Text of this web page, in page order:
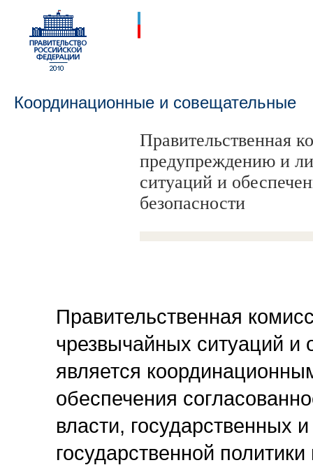
Координационные и совещательные
Правительственная
предупреждению и
ситуаций и
безопасности
Правительственная
чрезвычайных ситуаций и
является
обеспечения
власти, государственных
государственной